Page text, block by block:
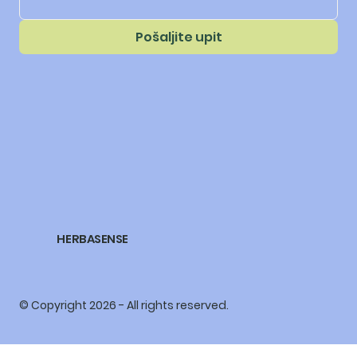
Pošaljite upit
HERBASENSE
© Copyright 2026 - All rights reserved.